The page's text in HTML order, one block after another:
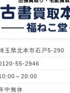
玉県北本市石戸5-290
55-2946
～20:00
中無休